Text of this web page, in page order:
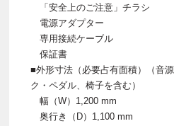
「安全上のご注意」チラシ
電源アダプター
専用接続ケーブル
保証書
■外形寸法（必要占有面積）（音
ク・ペダル、椅子を含む）
幅（W）1,200 mm
奥行き（D）1,100 mm